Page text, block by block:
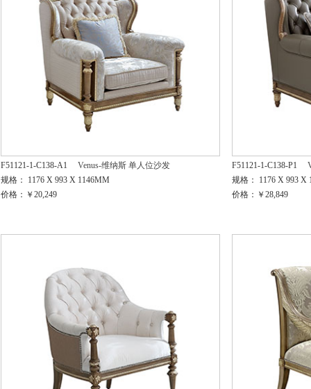
F51121-1-C138-A1
Venus-维纳斯 单人位沙发
规格： 1176 X 993 X 1146MM
价格：￥20,249
F51121-1-C138-P1
规格： 1176 X 993 X
价格：￥28,849